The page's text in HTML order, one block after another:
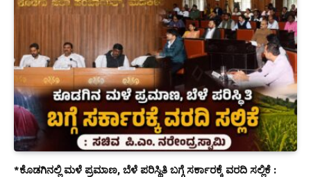
*ಕೊಡಗಿನಲ್ಲಿ ಮಳೆ ಪ್ರಮಾಣ, ಬೆಳೆ ಪರಿಸ್ಥಿತಿ ಬಗ್ಗೆ ಸರ್ಕಾರಕ್ಕೆ ವರದಿ ಸಲ್ಲಿಕೆ :